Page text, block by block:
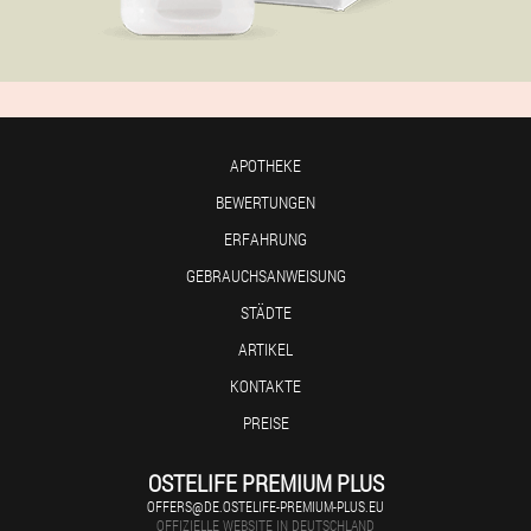
APOTHEKE
BEWERTUNGEN
ERFAHRUNG
GEBRAUCHSANWEISUNG
STÄDTE
ARTIKEL
KONTAKTE
PREISE
OSTELIFE PREMIUM PLUS
OFFERS@DE.OSTELIFE-PREMIUM-PLUS.EU
OFFIZIELLE WEBSITE IN DEUTSCHLAND